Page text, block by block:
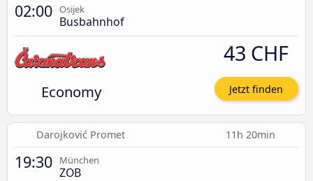
02:00 Osijek
Busbahnhof
Economy
43 CHF
Jetzt finden
Darojković Promet 11h 20min
19:30 München
ZOB